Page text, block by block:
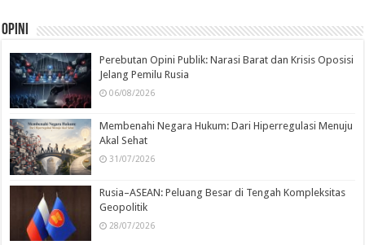
Opini
Perebutan Opini Publik: Narasi Barat dan Krisis Oposisi
Jelang Pemilu Rusia
06/08/2026
Membenahi Negara Hukum: Dari Hiperregulasi Menuju
Akal Sehat
31/07/2026
Rusia–ASEAN: Peluang Besar di Tengah Kompleksitas
Geopolitik
28/07/2026